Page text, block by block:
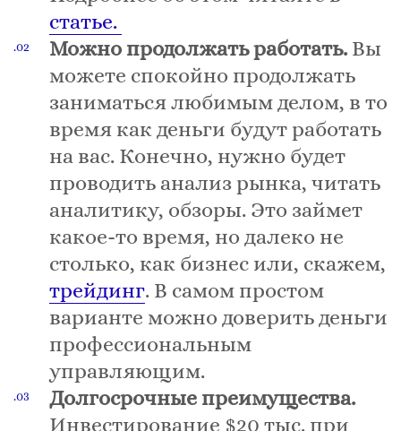
статье.
Можно продолжать работать. Вы
можете спокойно продолжать
заниматься любимым делом, в то
время как деньги будут работать
на вас. Конечно, нужно будет
проводить анализ рынка, читать
аналитику, обзоры. Это займет
какое-то время, но далеко не
столько, как бизнес или, скажем,
трейдинг. В самом простом
варианте можно доверить деньги
профессиональным
управляющим.
Долгосрочные преимущества.
Инвестирование $20 тыс. при